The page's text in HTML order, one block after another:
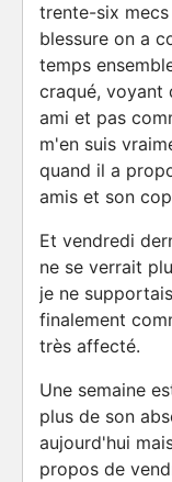
trente-six
blessure on a
temps
craqué, voyant
ami et pas
m'en suis
quand il a
amis et son
Et vendredi
ne se verrait
je ne
finalement
très affecté.
Une semaine
plus de son
aujourd'hui
propos de